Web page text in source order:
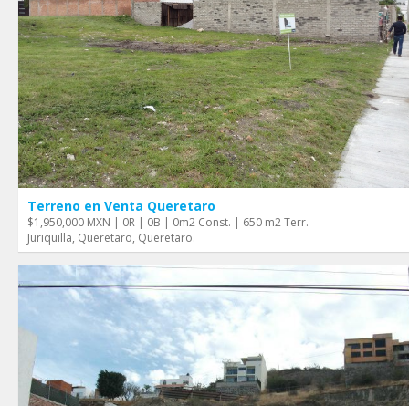
Terreno en Venta Queretaro
$1,950,000 MXN | 0R | 0B | 0m2 Const. | 650 m2 Terr.
Juriquilla, Queretaro, Queretaro.